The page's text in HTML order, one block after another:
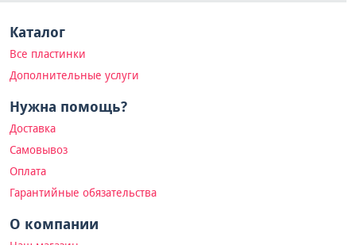
Каталог
Все пластинки
Дополнительные услуги
Нужна помощь?
Доставка
Самовывоз
Оплата
Гарантийные обязательства
О компании